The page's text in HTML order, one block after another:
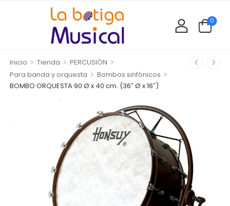
0
Inicio > Tienda > PERCUSIÓN >
Para banda y orquesta > Bombos sinfónicos >
BOMBO ORQUESTA 90 Ø x 40 cm. (36″ Ø x 16″)